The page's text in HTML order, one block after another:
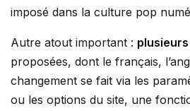
imposé dans la culture pop
Autre atout important :
proposées, dont le français,
changement se fait via les
ou les options du site, une